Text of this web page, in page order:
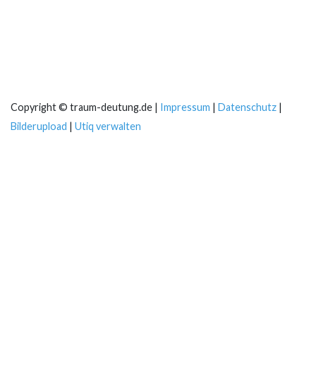
Copyright © traum-deutung.de | Impressum | Datenschutz |
Bilderupload | Utiq verwalten